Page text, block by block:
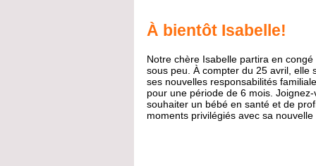
À bientôt Isabelle!
Notre chère Isabelle partira en
sous peu. À compter du 25 avril, elle
ses nouvelles responsabilités
pour une période de 6 mois.
souhaiter un bébé en santé et de
moments privilégiés avec sa nouvelle